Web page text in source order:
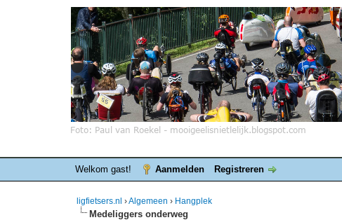
Welkom gast! Aanmelden Registreren
ligfietsers.nl ›Algemeen › Hangplek
Medeliggers onderweg